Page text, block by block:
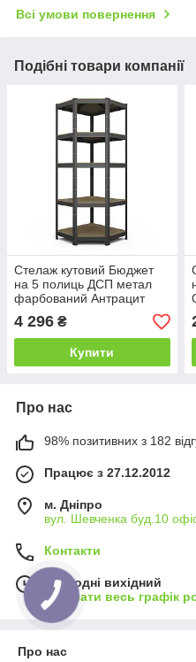
Всі умови повернення
Подібні товари компанії
Стелаж кутовий Бюджет
на 5 полиць ДСП метал
фарбований Антрацит
1800х900х450/635 мм
(Меткас-ТМ)
4 296 ₴
Купити
Про нас
98% позитивних з 182
Працює з 27.12.2012
м. Дніпро
вул. Шевченка буд.10
Контакти
Сьогодні вихідний
Показати весь графік
Про нас